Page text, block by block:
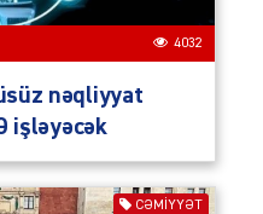
4032
nəqliyyat
işləyəcək
CƏMIYYƏT